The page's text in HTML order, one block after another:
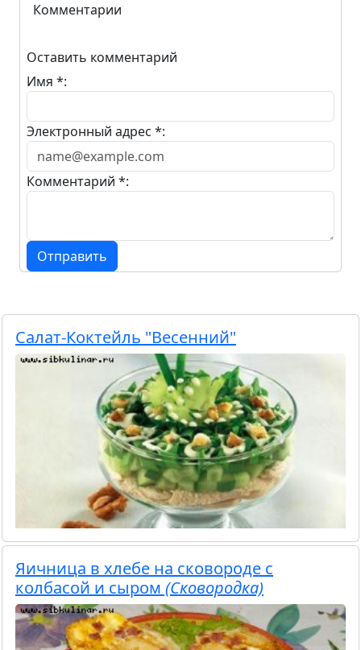
Комментарии
Оставить комментарий
Имя *:
Электронный адрес *:
Комментарий *:
Отправить
Салат-Коктейль "Весенний"
Яичница в хлебе на сковороде с
колбасой и сыром (Сковородка)